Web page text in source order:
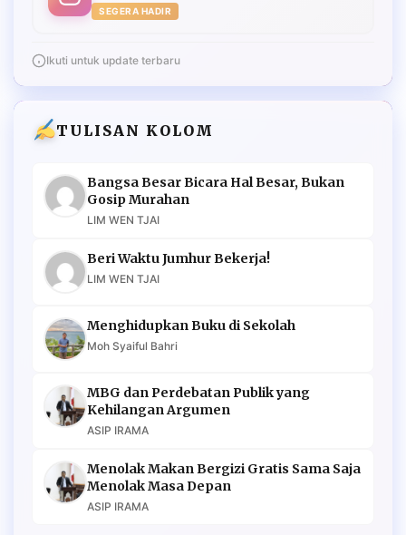
SEGERA HADIR
Ikuti untuk update terbaru
TULISAN KOLOM
Bangsa Besar Bicara Hal Besar, Bukan
Gosip Murahan
LIM WEN TJAI
Beri Waktu Jumhur Bekerja!
LIM WEN TJAI
Menghidupkan Buku di Sekolah
Moh Syaiful Bahri
MBG dan Perdebatan Publik yang
Kehilangan Argumen
ASIP IRAMA
Menolak Makan Bergizi Gratis Sama Saja
Menolak Masa Depan
ASIP IRAMA